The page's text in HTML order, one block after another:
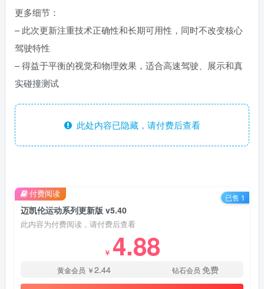
更多细节：
– 此次更新注重技术正确性和长期可用性，同时不改变核心
驾驶特性
– 得益于平衡的视觉和物理效果，适合高速驾驶、展示和真
实碰撞测试
此处内容已隐藏，请付费后查看
迈凯伦运动系列更新版 v5.40
此内容为付费阅读，请付费后查看
￥ 4.88
黄金会员 ￥2.44 钻石会员 免费
付费阅读 已售 1